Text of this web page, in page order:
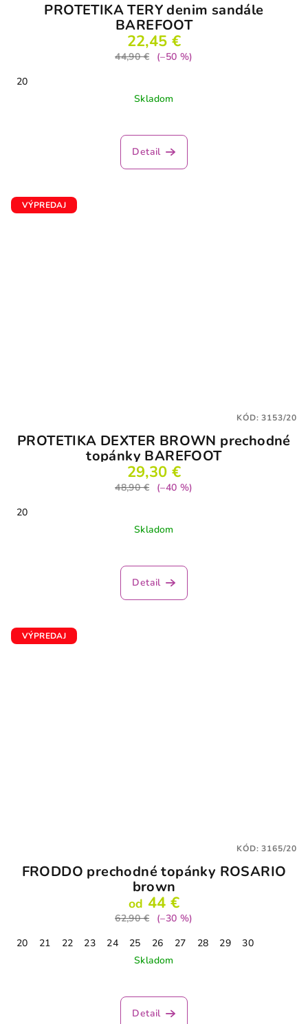
PROTETIKA TERY denim sandále
BAREFOOT
22,45 €
44,90 €
(–50 %)
20
Skladom
Detail
VÝPREDAJ
PROTETIKA DEXTER BROWN prechodné
topánky BAREFOOT
29,30 €
48,90 €
(–40 %)
20
Skladom
Detail
KÓD:3153/20
VÝPREDAJ
FRODDO prechodné topánky ROSARIO
brown
od 44 €
62,90 €
(–30 %)
20
21 22 23 24 25 26 27 28 29
30
Skladom
Detail
KÓD:3165/20